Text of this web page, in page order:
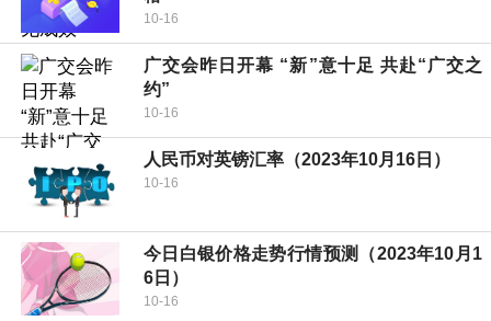
10-16
广交会昨日开幕 “新”意十足 共赴“广交之
约”
10-16
人民币对英镑汇率（2023年10月16日）
10-16
今日白银价格走势行情预测（2023年10月1
6日）
10-16